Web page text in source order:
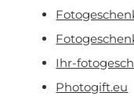
Ihr-
Photogift.eu